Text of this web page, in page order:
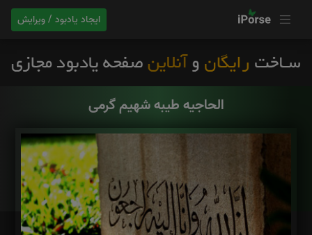
ایجاد یادبود / ویرایش
الحاجیه طیبه شهیم گرمی